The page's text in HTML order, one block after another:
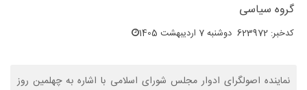
گروه سیاسی
کدخبر: 623972 دوشنبه 7 اردیبهشت 1405
نماینده اصولگرای ادوار مجلس شورای اسلامی با اشاره به چهلمین روز